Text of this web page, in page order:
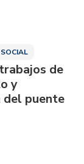
de
y
puente